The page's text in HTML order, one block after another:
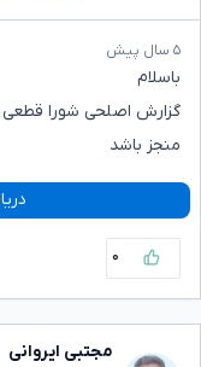
۵ سال پیش
باسلام
گزارش اصلحی شورا
منجز باشد
۰
مجتبی ایروانی